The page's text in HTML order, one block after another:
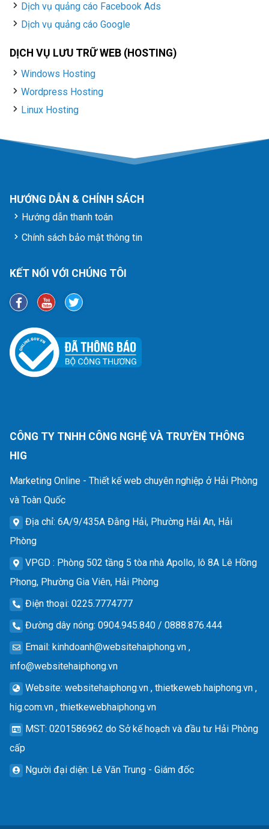
Dịch vụ quảng cáo Facebook Ads
Dịch vụ quảng cáo Google
DỊCH VỤ LƯU TRỮ WEB (HOSTING)
Windows Hosting
Wordpress Hosting
Linux Hosting
HƯỚNG DẪN & CHÍNH SÁCH
Hướng dẫn thanh toán
Chính sách bảo mật thông tin
KẾT NỐI VỚI CHÚNG TÔI
CÔNG TY TNHH CÔNG NGHỆ VÀ TRUYỀN THÔNG
HIG
Marketing Online - Thiết kế web chuyên nghiệp ở Hải Phòng
và Toàn Quốc
Địa chỉ: 6A/9/435A Đằng Hải, Phường Hải An, Hải
Phòng
VPGD : Phòng 502 tầng 5 tòa nhà Apollo, lô 8A Lê Hồng
Phong, Phường Gia Viên, Hải Phòng
Điện thoại: 0225.7774777
Đường dây nóng: 0904.945.840 / 0888.876.444
Email: kinhdoanh@websitehaiphong.vn ,
info@websitehaiphong.vn
Website: websitehaiphong.vn , thietkeweb.haiphong.vn ,
hig.com.vn , thietkewebhaiphong.vn
MST: 0201586962 do Sở kế hoạch và đầu tư Hải Phòng
cấp
Người đại diện: Lê Văn Trung - Giám đốc